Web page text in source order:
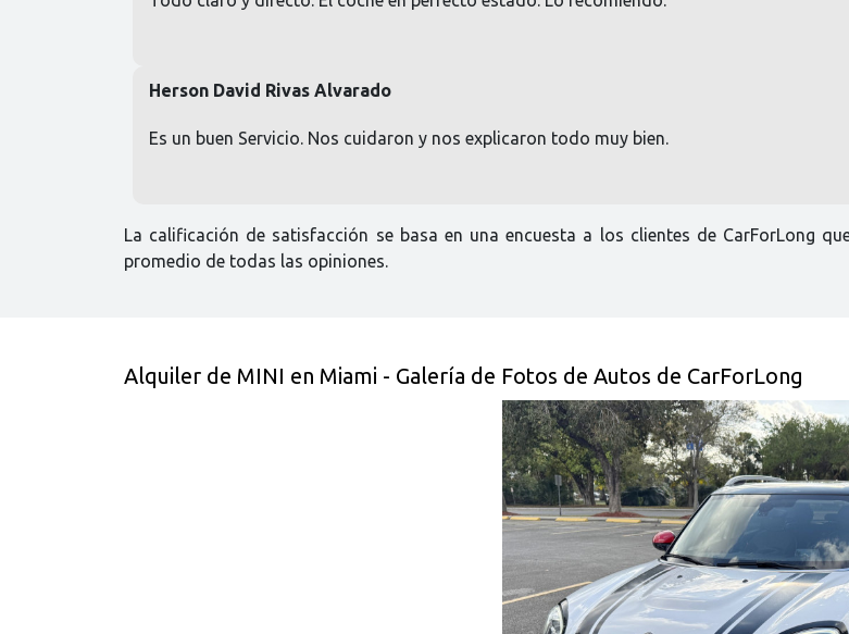
Herson David Rivas Alvarado
Es un buen Servicio. Nos cuidaron y nos explicaron todo muy bien.
La calificación de satisfacción se basa en una encuesta a los clientes de CarForLong
promedio de todas las opiniones.
Alquiler de MINI en Miami - Galería de Fotos de Autos de CarForLong